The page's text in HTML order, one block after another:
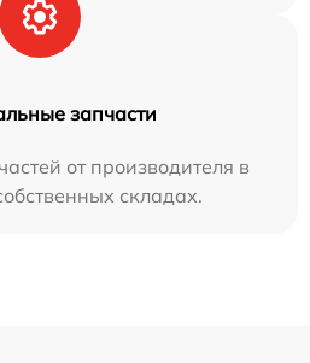
запчасти
от производителя в
складах.